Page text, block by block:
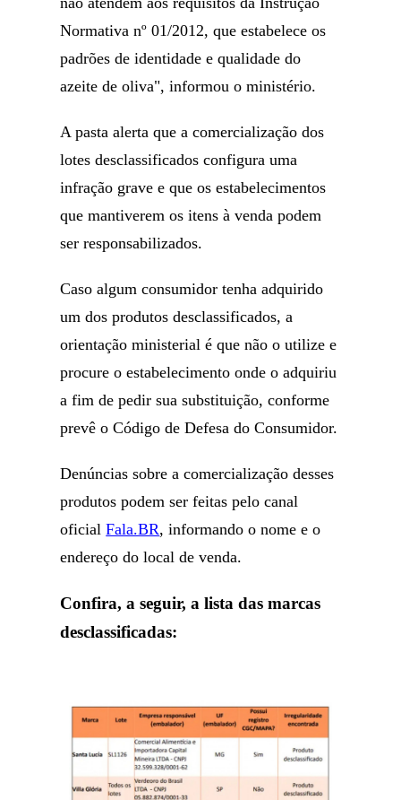
Normativa nº 01/2012, que estabelece os
padrões de identidade e qualidade do
azeite de oliva", informou o ministério.
A pasta alerta que a comercialização dos
lotes desclassificados configura uma
infração grave e que os estabelecimentos
que mantiverem os itens à venda podem
ser responsabilizados.
Caso algum consumidor tenha adquirido
um dos produtos desclassificados, a
orientação ministerial é que não o utilize e
procure o estabelecimento onde o adquiriu
a fim de pedir sua substituição, conforme
prevê o Código de Defesa do Consumidor.
Denúncias sobre a comercialização desses
produtos podem ser feitas pelo canal
oficialFala.BR, informando o nome e o
endereço do local de venda.
Confira, a seguir, a lista das marcas
desclassificadas: